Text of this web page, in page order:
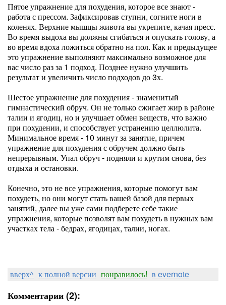
Пятое упражнение для похудения, которое все знают -
работа с прессом. Зафиксировав ступни, согните ноги в
коленях. Верхние мышцы живота вы укрепите, качая пресс.
Во время выдоха вы должны сгибаться и опускать голову, а
во время вдоха ложиться обратно на пол. Как и предыдущее
это упражнение выполняют максимально возможное для
вас число раз за 1 подход. Позднее нужно улучшить
результат и увеличить число подходов до 3х.
Шестое упражнение для похудения - знаменитый
гимнастический обруч. Он не только сжигает жир в районе
талии и ягодиц, но и улучшает обмен веществ, что важно
при похудении, и способствует устранению целлюлита.
Минимальное время - 10 минут за занятие, причем
упражнение для похудения с обручем должно быть
непрерывным. Упал обруч - подняли и крутим снова, без
отдыха и остановки.
Конечно, это не все упражнения, которые помогут вам
похудеть, но они могут стать вашей базой для первых
занятий, далее вы уже сами подберете себе такие
упражнения, которые позволят вам похудеть в нужных вам
участках тела - бедрах, ягодицах, талии, ногах.
вверх^ к полной версии понравилось! в evernote
Комментарии (2):